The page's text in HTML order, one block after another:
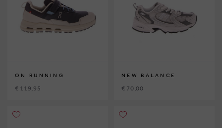
ON RUNNING
€ 119,95
NEW BALANCE
€ 70,00